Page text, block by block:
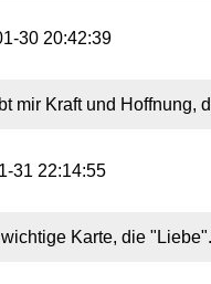
30 20:42:39
mir Kraft und Hoffnung,
31 22:14:55
Karte, die